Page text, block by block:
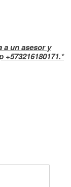
un asesor y